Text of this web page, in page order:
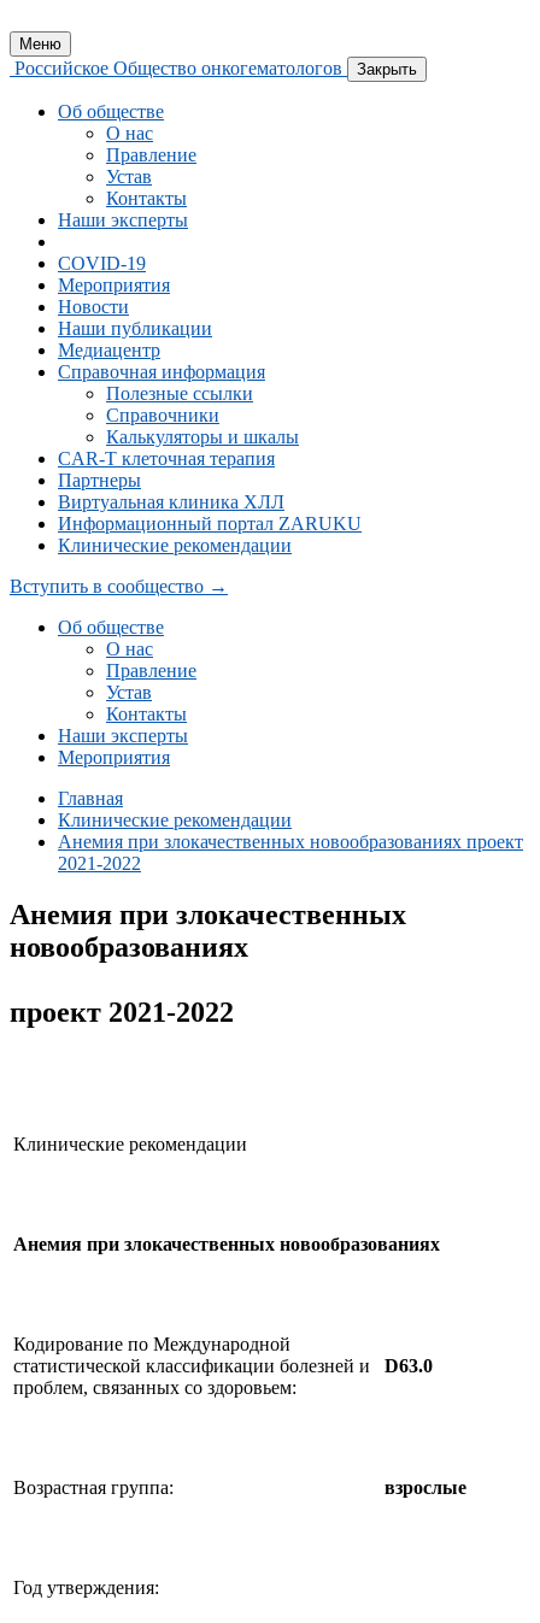
Меню
Российское Общество онкогематологов Закрыть
Об обществе
О нас
Правление
Устав
Контакты
Наши эксперты
COVID-19
Мероприятия
Новости
Наши публикации
Медиацентр
Справочная информация
Полезные ссылки
Справочники
Калькуляторы и шкалы
CAR-Т клеточная терапия
Партнеры
Виртуальная клиника ХЛЛ
Информационный портал ZARUKU
Клинические рекомендации
Вступить в сообщество →
Об обществе
О нас
Правление
Устав
Контакты
Наши эксперты
Мероприятия
Главная
Клинические рекомендации
Анемия при злокачественных новообразованиях проект
2021-2022
Анемия при злокачественных
новообразованиях
проект 2021-2022
Клинические рекомендации
Анемия при злокачественных новообразованиях
Кодирование по Международной
статистической классификации болезней и
проблем, связанных со здоровьем:
D63.0
Возрастная группа: взрослые
Год утверждения: